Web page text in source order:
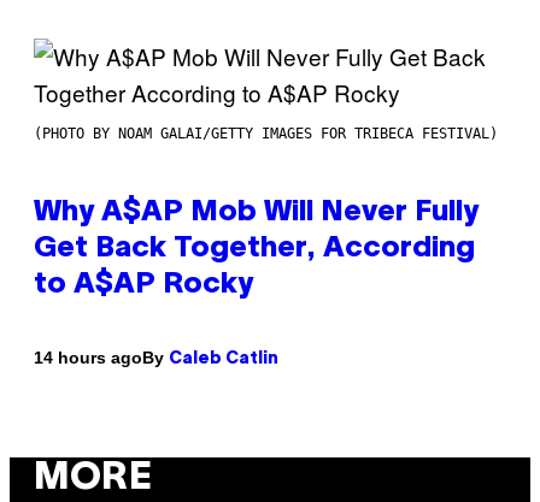
(PHOTO BY NOAM GALAI/GETTY IMAGES FOR TRIBECA FESTIVAL)
Why A$AP Mob Will Never Fully
Get Back Together, According
to A$AP Rocky
14 hours agoBy Caleb Catlin
MORE